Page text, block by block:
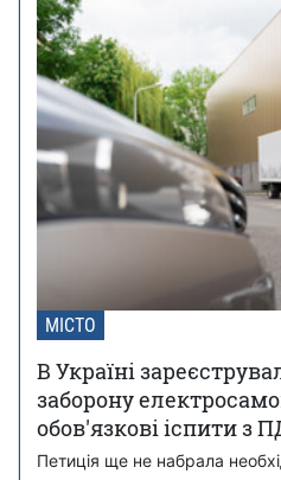
МІСТО
В Україні
заборону
обов'язкові іспити з
Петиція ще не набрала